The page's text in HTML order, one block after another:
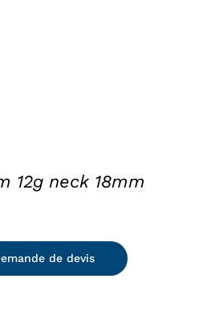
12g neck 18mm
de devis